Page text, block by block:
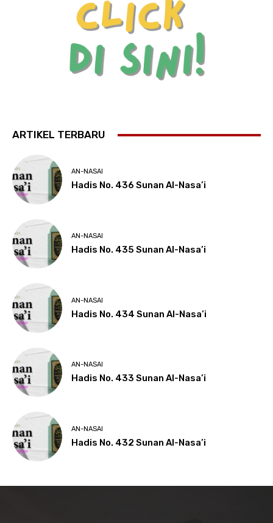
ARTIKEL TERBARU
AN-NASAI
Hadis No. 436 Sunan Al-Nasa’i
AN-NASAI
Hadis No. 435 Sunan Al-Nasa’i
AN-NASAI
Hadis No. 434 Sunan Al-Nasa’i
AN-NASAI
Hadis No. 433 Sunan Al-Nasa’i
AN-NASAI
Hadis No. 432 Sunan Al-Nasa’i